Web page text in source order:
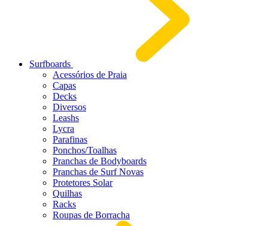
Surfboards
Acessórios de Praia
Capas
Decks
Diversos
Leashs
Lycra
Parafinas
Ponchos/Toalhas
Pranchas de Bodyboards
Pranchas de Surf Novas
Protetores Solar
Quilhas
Racks
Roupas de Borracha